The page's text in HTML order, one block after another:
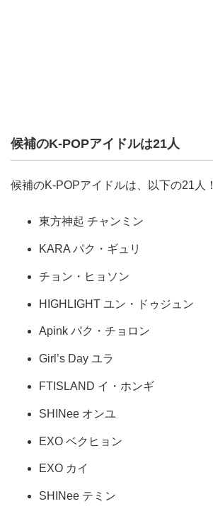
候補のK-POPアイドルは21人
候補のK-POPアイドルは、以下の21人！
東方神起 チャンミン
KARA パク・ギュリ
チョン・ヒョソン
HIGHLIGHT ユン・ドゥジュン
Apink パク・チョロン
Girl’s Day ユラ
FTISLAND イ・ホンギ
SHINee オンユ
EXO ベクヒョン
EXO カイ
SHINee テミン